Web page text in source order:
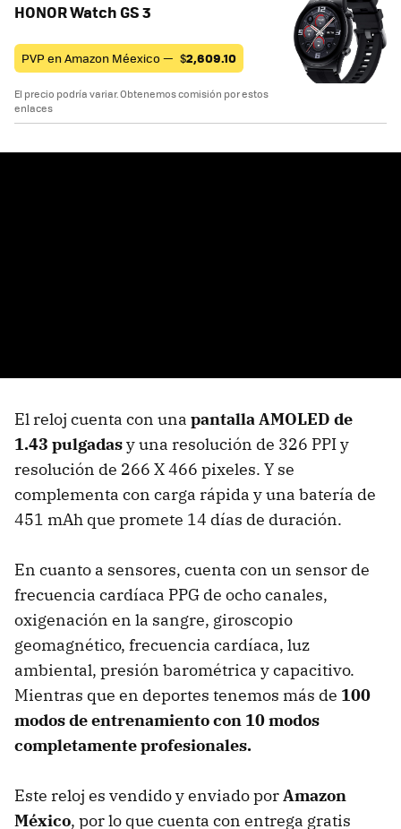
HONOR Watch GS 3
PVP en Amazon Méexico — $2,609.10
El precio podría variar. Obtenemos comisión por estos
enlaces
El reloj cuenta con una pantalla AMOLED de
1.43 pulgadasy una resolución de 326 PPI y
resolución de 266 X 466 pixeles. Y se
complementa con carga rápida y una batería de
451 mAh que promete 14 días de duración.
En cuanto a sensores, cuenta con un sensor de
frecuencia cardíaca PPG de ocho canales,
oxigenación en la sangre, giroscopio
geomagnético, frecuencia cardíaca, luz
ambiental, presión barométrica y capacitivo.
Mientras que en deportes tenemos más de 100
modos de entrenamiento con 10 modos
completamente profesionales.
Este reloj es vendido y enviado porAmazon
México, por lo que cuenta con entrega gratis